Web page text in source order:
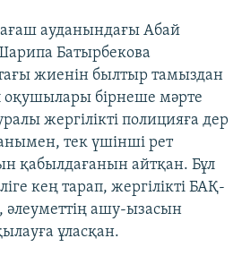
ауданындағы Абай
Батырбекова
жиенін былтыр тамыздан
оқушылары бірнеше мәрте
жергілікті полицияға дер
тек үшінші рет
қабылдағанын айтқан. Бұл
кең тарап, жергілікті БАҚ-
әлеуметтің ашу-ызасын
ұласқан.